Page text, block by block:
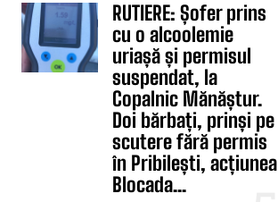
RUTIERE: Șofer prins
cu o alcoolemie
uriașă și permisul
suspendat, la
Copalnic Mănăștur.
Doi bărbați, prinși pe
scutere fără permis
în Pribilești, acțiunea
Blocada...